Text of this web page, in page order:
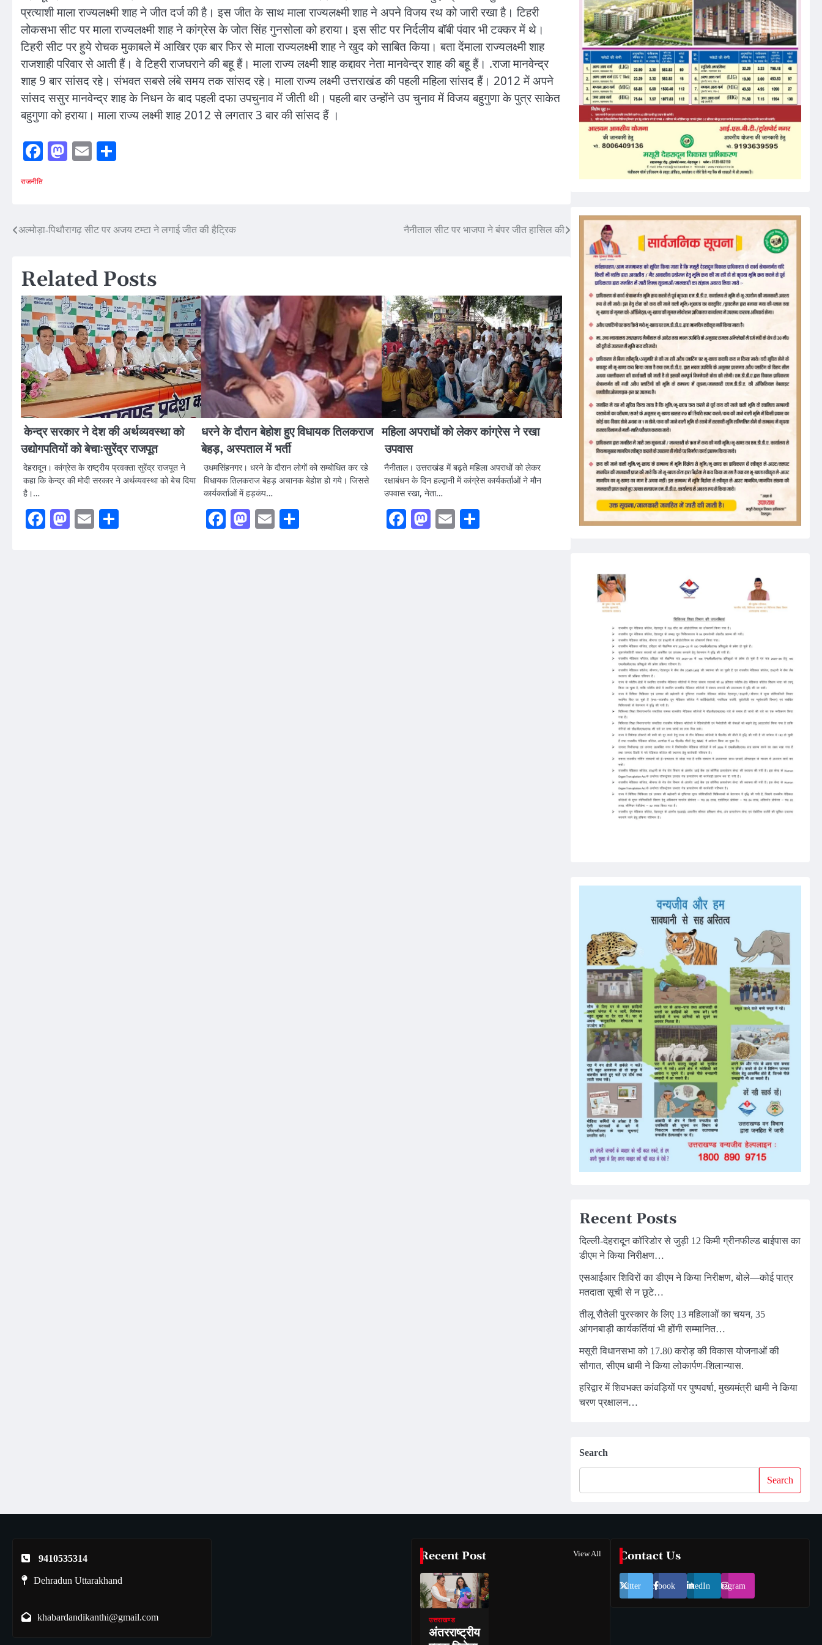
प्रत्याशी माला राज्यलक्ष्मी शाह ने जीत दर्ज की है। इस जीत के साथ माला राज्यलक्ष्मी शाह ने अपने विजय रथ को जारी रखा है। टिहरी
लोकसभा सीट पर माला राज्यलक्ष्मी शाह ने कांग्रेस के जोत सिंह गुनसोला को हराया। इस सीट पर निर्दलीय बॉबी पंवार भी टक्कर में थे।
टिहरी सीट पर हुये रोचक मुकाबले में आखिर एक बार फिर से माला राज्यलक्ष्मी शाह ने खुद को साबित किया। बता देंमाला राज्यलक्ष्मी शाह
राजशाही परिवार से आती हैं। वे टिहरी राजघराने की बहू हैं। माला राज्य लक्ष्मी शाह कद्दावर नेता मानवेन्द्र शाह की बहू हैं। .राजा मानवेन्द्र
शाह 9 बार सांसद रहे। संभवत सबसे लंबे समय तक सांसद रहे। माला राज्य लक्ष्मी उत्तराखंड की पहली महिला सांसद हैं। 2012 में अपने
सांसद ससुर मानवेन्द्र शाह के निधन के बाद पहली दफा उपचुनाव में जीती थी। पहली बार उन्होंने उप चुनाव में विजय बहुगुणा के पुत्र साकेत
बहुगुणा को हराया। माला राज्य लक्ष्मी शाह 2012 से लगतार 3 बार की सांसद हैं ।
Facebook
Mastodon
Email
राजनीति
Post
अल्मोड़ा-पिथौरागढ़ सीट पर अजय टम्टा ने लगाई जीत की हैट्रिक नैनीताल सीट पर भाजपा ने बंपर जीत हासिल की
Related Posts
केन्द्र सरकार ने देश की अर्थव्यवस्था को
उद्योगपतियों को बेचाःसुरेंद्र राजपूत
देहरादून। कांग्रेस के राष्ट्रीय प्रवक्ता सुरेंद्र राजपूत ने
कहा कि केन्द्र की मोदी सरकार ने अर्थव्यवस्था को बेच दिया
है।…
Facebook
Mastodon
Email
धरने के दौरान बेहोश हुए विधायक तिलकराज
बेहड़, अस्पताल में भर्ती
उधमसिंहनगर। धरने के दौरान लोगों को सम्बोधित कर रहे
विधायक तिलकराज बेहड़ अचानक बेहोश हो गये। जिससे
कार्यकर्ताओं में हड़कंप…
Facebook
Mastodon
Email
महिला अपराधों को लेकर कांग्रेस ने रखा
उपवास
नैनीताल। उत्तराखंड में बढ़ते महिला अपराधों को लेकर
रक्षाबंधन के दिन हल्द्वानी में कांग्रेस कार्यकर्ताओं ने मौन
उपवास रखा, नेता…
Facebook
Mastodon
Email
Recent Posts
दिल्ली-देहरादून कॉरिडोर से जुड़ी 12 किमी ग्रीनफील्ड बाईपास का
डीएम ने किया निरीक्षण…
एसआईआर शिविरों का डीएम ने किया निरीक्षण, बोले—कोई पात्र
मतदाता सूची से न छूटे…
तीलू रौतेली पुरस्कार के लिए 13 महिलाओं का चयन, 35
आंगनबाड़ी कार्यकर्तियां भी होंगी सम्मानित…
मसूरी विधानसभा को 17.80 करोड़ की विकास योजनाओं की
सौगात, सीएम धामी ने किया लोकार्पण-शिलान्यास.
हरिद्वार में शिवभक्त कांवड़ियों पर पुष्पवर्षा, मुख्यमंत्री धामी ने किया
चरण प्रक्षालन…
Search
Search
9410535314
Dehradun Uttarakhand
khabardandikanthi@gmail.com
Recent Post View All
उत्तराखण्ड
अंतरराष्ट्रीय
Contact Us
Twitter Facebook LinkedIn Instagram